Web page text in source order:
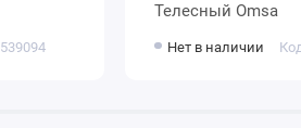
Телесный Omsa
Нет в наличии